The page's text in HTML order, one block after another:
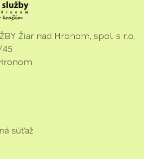
Žiar nad Hronom, spol. s r.o.
súťaž